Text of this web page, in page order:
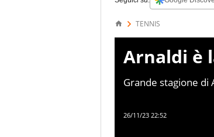
TENNIS
Arnaldi è
Grande stagione
26/11/23 22:52